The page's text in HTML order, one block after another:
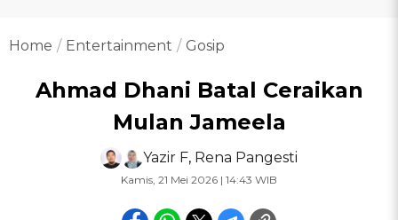
Home Entertainment Gosip
Ahmad Dhani Batal Ceraikan
Mulan Jameela
Yazir F, Rena Pangesti
Kamis, 21 Mei 2026 | 14:43 WIB